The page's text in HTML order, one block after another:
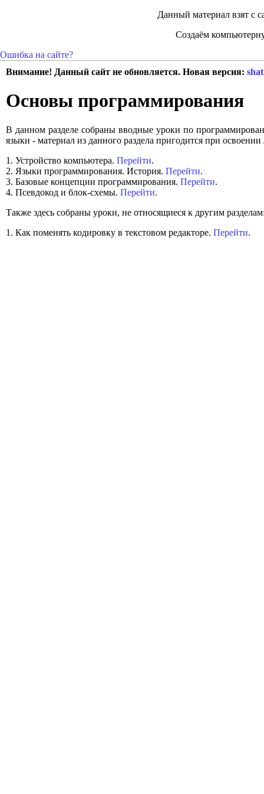
Данный материал взят с
Создаём
Ошибка на сайте?
Внимание! Данный сайт не обновляется. Новая версия:
Основы программирования
В данном разделе собраны вводные уроки по
языки - материал из данного раздела пригодится при
1. Устройство компьютера. Перейти.
2. Языки программирования. История. Перейти.
3. Базовые концепции программирования. Перейти.
4. Псевдокод и блок-схемы. Перейти.
Также здесь собраны уроки, не относящиеся к другим
1. Как поменять кодировку в текстовом редакторе. Перейти.